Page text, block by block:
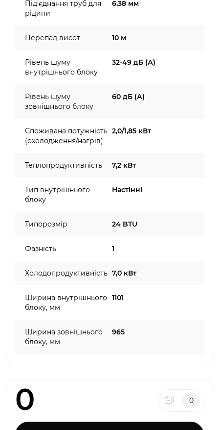
Під'єднання труб для
рідини
6,38 мм
Перепад висот 10 м
Рівень шуму
внутрішнього блоку
32-49 дБ (А)
Рівень шуму
зовнішнього блоку
60 дБ (А)
Споживана потужність
(охолодження/нагрів)
2,0/1,85 кВт
Теплопродуктивність 7,2 кВт
Тип внутрішнього
блоку
Настінні
Типорозмір 24 BTU
Фазність 1
Холодопродуктивність 7,0 кВт
Ширина внутрішнього
блоку, мм
1101
Ширина зовнішнього
блоку, мм
965
0 0